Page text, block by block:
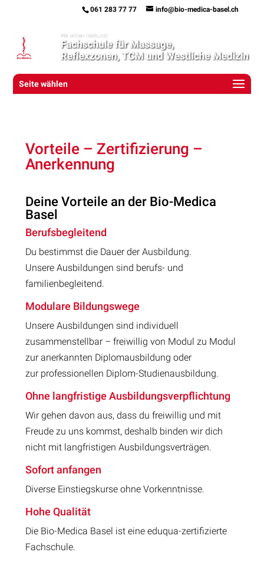
061 283 77 77 info@bio-medica-basel.ch
Seite wählen
Vorteile – Zertifizierung –
Anerkennung
Deine Vorteile an der Bio-Medica
Basel
Berufsbegleitend
Du bestimmst die Dauer der Ausbildung.
Unsere Ausbildungen sind berufs- und
familienbegleitend.
Modulare Bildungswege
Unsere Ausbildungen sind individuell
zusammenstellbar – freiwillig von Modul zu Modul
zur anerkannten Diplomausbildung oder
zur professionellen Diplom-Studienausbildung.
Ohne langfristige Ausbildungsverpflichtung
Wir gehen davon aus, dass du freiwillig und mit
Freude zu uns kommst, deshalb binden wir dich
nicht mit langfristigen Ausbildungsverträgen.
Sofort anfangen
Diverse Einstiegskurse ohne Vorkenntnisse.
Hohe Qualität
Die Bio-Medica Basel ist eine eduqua-zertifizierte
Fachschule.